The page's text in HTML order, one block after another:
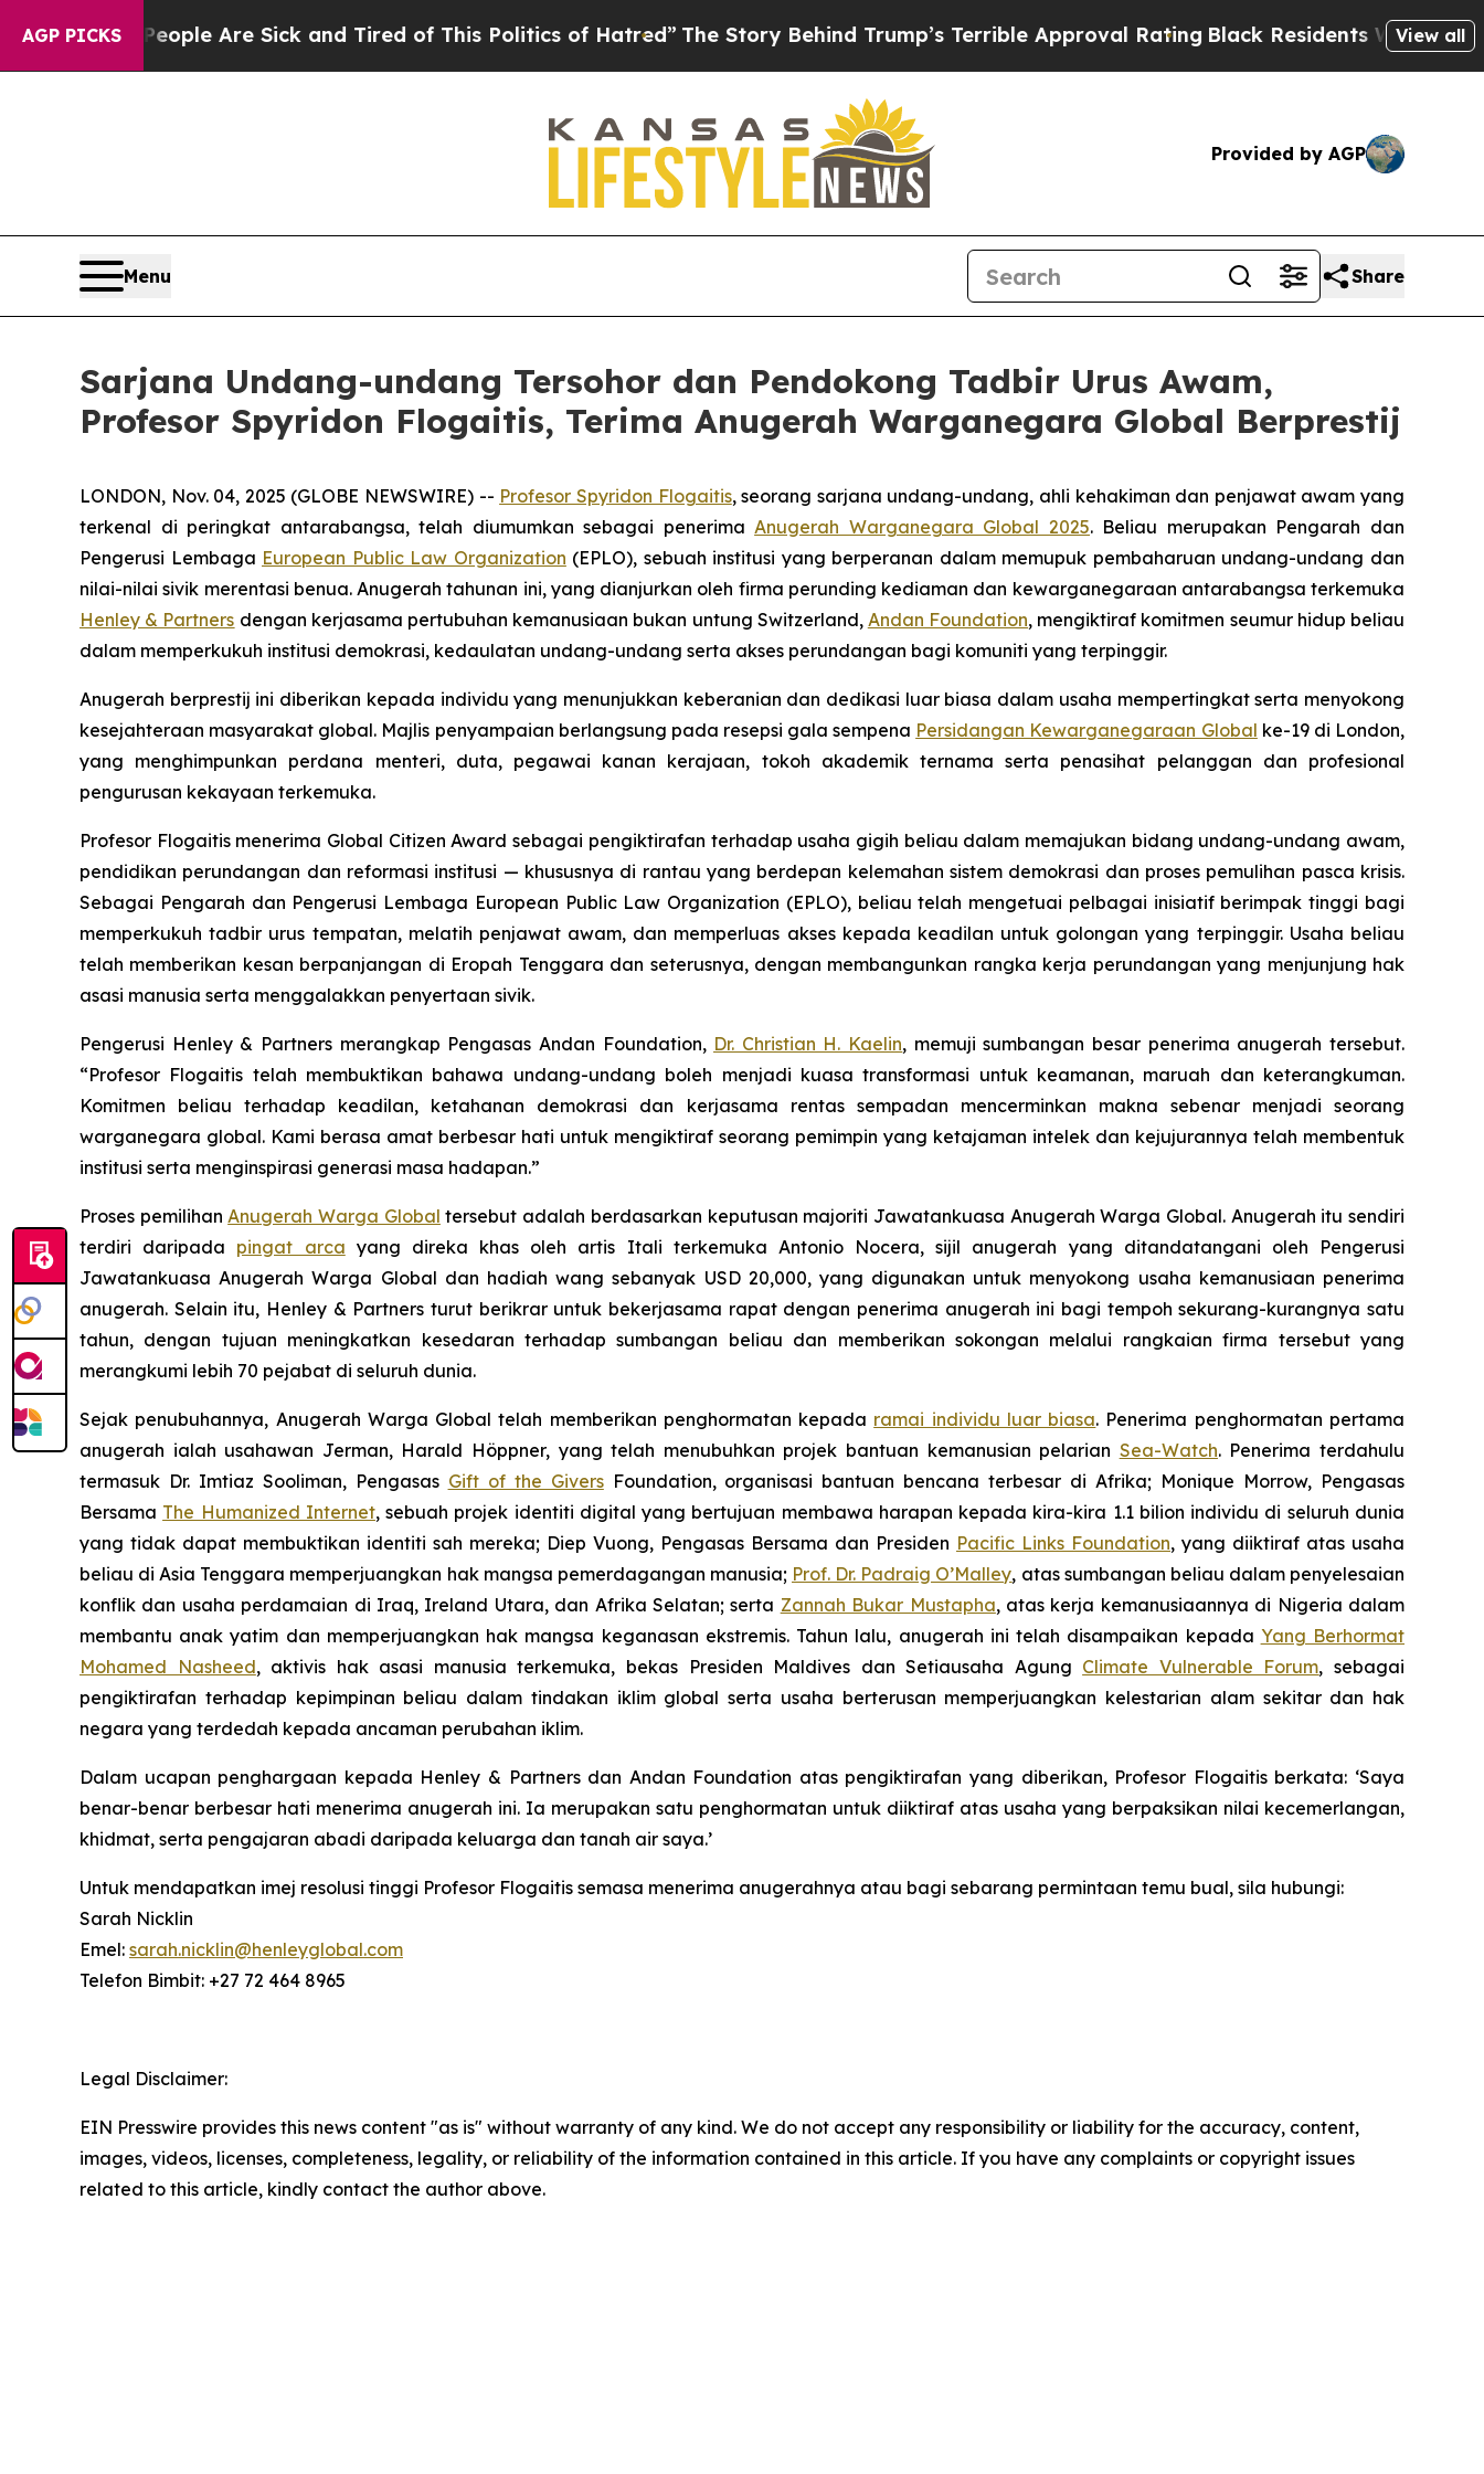
AGP PICKS
“People Are Sick and Tired of This Politics of Hatred”The Story Behind Trump’s Terrible Approval Rating Black Residents Warned ofView all
Provided by AGP
Menu Share
Sarjana Undang-undang Tersohor dan Pendokong Tadbir Urus Awam,
Profesor Spyridon Flogaitis, Terima Anugerah Warganegara Global Berprestij
LONDON, Nov. 04, 2025 (GLOBE NEWSWIRE) -- Profesor Spyridon Flogaitis, seorang sarjana undang-undang, ahli kehakiman dan penjawat awam yang
terkenal di peringkat antarabangsa, telah diumumkan sebagai penerimaAnugerah Warganegara Global 2025. Beliau merupakan Pengarah dan
Pengerusi Lembaga European Public Law Organization (EPLO), sebuah institusi yang berperanan dalam memupuk pembaharuan undang-undang dan
nilai-nilai sivik merentasi benua. Anugerah tahunan ini, yang dianjurkan oleh firma perunding kediaman dan kewarganegaraan antarabangsa terkemuka
Henley & Partners dengan kerjasama pertubuhan kemanusiaan bukan untung Switzerland, Andan Foundation, mengiktiraf komitmen seumur hidup beliau
dalam memperkukuh institusi demokrasi, kedaulatan undang-undang serta akses perundangan bagi komuniti yang terpinggir.
Anugerah berprestij ini diberikan kepada individu yang menunjukkan keberanian dan dedikasi luar biasa dalam usaha mempertingkat serta menyokong
kesejahteraan masyarakat global. Majlis penyampaian berlangsung pada resepsi gala sempena Persidangan Kewarganegaraan Global ke-19 di London,
yang menghimpunkan perdana menteri, duta, pegawai kanan kerajaan, tokoh akademik ternama serta penasihat pelanggan dan profesional
pengurusan kekayaan terkemuka.
Profesor Flogaitis menerima Global Citizen Award sebagai pengiktirafan terhadap usaha gigih beliau dalam memajukan bidang undang-undang awam,
pendidikan perundangan dan reformasi institusi — khususnya di rantau yang berdepan kelemahan sistem demokrasi dan proses pemulihan pasca krisis.
Sebagai Pengarah dan Pengerusi Lembaga European Public Law Organization (EPLO), beliau telah mengetuai pelbagai inisiatif berimpak tinggi bagi
memperkukuh tadbir urus tempatan, melatih penjawat awam, dan memperluas akses kepada keadilan untuk golongan yang terpinggir. Usaha beliau
telah memberikan kesan berpanjangan di Eropah Tenggara dan seterusnya, dengan membangunkan rangka kerja perundangan yang menjunjung hak
asasi manusia serta menggalakkan penyertaan sivik.
Pengerusi Henley & Partners merangkap Pengasas Andan Foundation, Dr. Christian H. Kaelin, memuji sumbangan besar penerima anugerah tersebut.
“Profesor Flogaitis telah membuktikan bahawa undang-undang boleh menjadi kuasa transformasi untuk keamanan, maruah dan keterangkuman.
Komitmen beliau terhadap keadilan, ketahanan demokrasi dan kerjasama rentas sempadan mencerminkan makna sebenar menjadi seorang
warganegara global. Kami berasa amat berbesar hati untuk mengiktiraf seorang pemimpin yang ketajaman intelek dan kejujurannya telah membentuk
institusi serta menginspirasi generasi masa hadapan.”
Proses pemilihanAnugerah Warga Global tersebut adalah berdasarkan keputusan majoriti Jawatankuasa Anugerah Warga Global. Anugerah itu sendiri
terdiri daripada pingat arca yang direka khas oleh artis Itali terkemuka Antonio Nocera, sijil anugerah yang ditandatangani oleh Pengerusi
Jawatankuasa Anugerah Warga Global dan hadiah wang sebanyak USD 20,000, yang digunakan untuk menyokong usaha kemanusiaan penerima
anugerah. Selain itu, Henley & Partners turut berikrar untuk bekerjasama rapat dengan penerima anugerah ini bagi tempoh sekurang-kurangnya satu
tahun, dengan tujuan meningkatkan kesedaran terhadap sumbangan beliau dan memberikan sokongan melalui rangkaian firma tersebut yang
merangkumi lebih 70 pejabat di seluruh dunia.
Sejak penubuhannya, Anugerah Warga Global telah memberikan penghormatan kepada ramai individu luar biasa. Penerima penghormatan pertama
anugerah ialah usahawan Jerman, Harald Höppner, yang telah menubuhkan projek bantuan kemanusian pelarian Sea-Watch. Penerima terdahulu
termasuk Dr. Imtiaz Sooliman, Pengasas Gift of the GiversFoundation, organisasi bantuan bencana terbesar di Afrika; Monique Morrow, Pengasas
Bersama The Humanized Internet, sebuah projek identiti digital yang bertujuan membawa harapan kepada kira-kira 1.1 bilion individu di seluruh dunia
yang tidak dapat membuktikan identiti sah mereka; Diep Vuong, Pengasas Bersama dan Presiden Pacific Links Foundation, yang diiktiraf atas usaha
beliau di Asia Tenggara memperjuangkan hak mangsa pemerdagangan manusia; Prof. Dr. Padraig O’Malley, atas sumbangan beliau dalam penyelesaian
konflik dan usaha perdamaian di Iraq, Ireland Utara, dan Afrika Selatan; serta Zannah Bukar Mustapha, atas kerja kemanusiaannya di Nigeria dalam
membantu anak yatim dan memperjuangkan hak mangsa keganasan ekstremis. Tahun lalu, anugerah ini telah disampaikan kepada Yang Berhormat
Mohamed Nasheed, aktivis hak asasi manusia terkemuka, bekas Presiden Maldives dan Setiausaha Agung Climate Vulnerable Forum, sebagai
pengiktirafan terhadap kepimpinan beliau dalam tindakan iklim global serta usaha berterusan memperjuangkan kelestarian alam sekitar dan hak
negara yang terdedah kepada ancaman perubahan iklim.
Dalam ucapan penghargaan kepada Henley & Partners dan Andan Foundation atas pengiktirafan yang diberikan, Profesor Flogaitis berkata: ‘Saya
benar-benar berbesar hati menerima anugerah ini. Ia merupakan satu penghormatan untuk diiktiraf atas usaha yang berpaksikan nilai kecemerlangan,
khidmat, serta pengajaran abadi daripada keluarga dan tanah air saya.’
Untuk mendapatkan imej resolusi tinggi Profesor Flogaitis semasa menerima anugerahnya atau bagi sebarang permintaan temu bual, sila hubungi:
Sarah Nicklin
Emel: sarah.nicklin@henleyglobal.com
Telefon Bimbit: +27 72 464 8965
Legal Disclaimer:
EIN Presswire provides this news content "as is" without warranty of any kind. We do not accept any responsibility or liability for the accuracy, content,
images, videos, licenses, completeness, legality, or reliability of the information contained in this article. If you have any complaints or copyright issues
related to this article, kindly contact the author above.